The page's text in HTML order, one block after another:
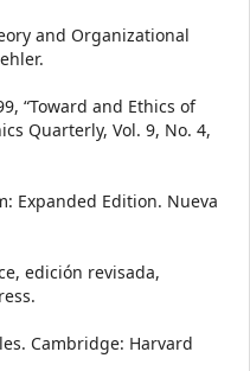
and Organizational
“Toward and Ethics of
Quarterly, Vol. 9, No. 4,
Expanded Edition. Nueva
edición revisada,
Cambridge: Harvard